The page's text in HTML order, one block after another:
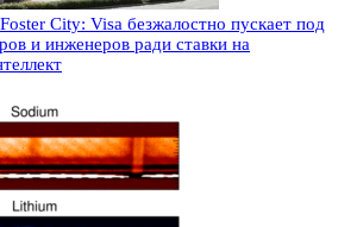
City: Visa безжалостно пускает под
и инженеров ради ставки на